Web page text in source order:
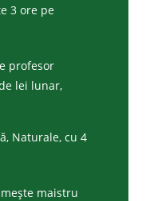
3 ore pe
profesor
lei lunar,
Naturale, cu 4
maistru